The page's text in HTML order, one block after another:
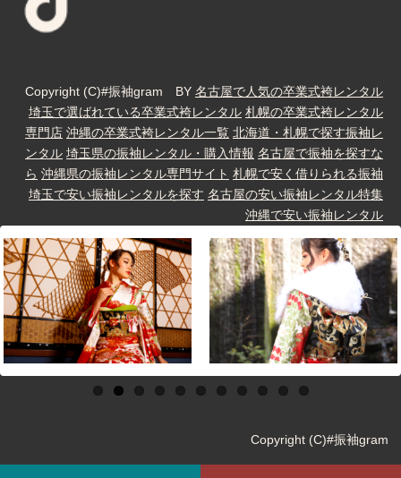
Copyright (C)#振袖gram BY 名古屋で人気の卒業式袴レンタル
埼玉で選ばれている卒業式袴レンタル 札幌の卒業式袴レンタル
専門店 沖縄の卒業式袴レンタル一覧 北海道・札幌で探す振袖レ
ンタル 埼玉県の振袖レンタル・購入情報 名古屋で振袖を探すな
ら 沖縄県の振袖レンタル専門サイト 札幌で安く借りられる振袖
埼玉で安い振袖レンタルを探す 名古屋の安い振袖レンタル特集
沖縄で安い振袖レンタル
Copyright (C)#振袖gram